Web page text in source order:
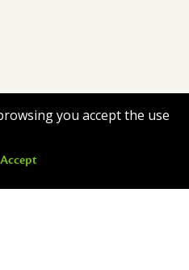
you accept the use
Accept